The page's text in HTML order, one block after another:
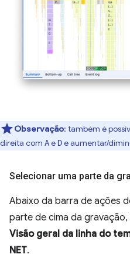
Observação: também é
direita com Ae De aumentar/
Selecionar uma parte da
Abaixo da barra de ações
parte de cima da
Visão geral da linha do
NET.